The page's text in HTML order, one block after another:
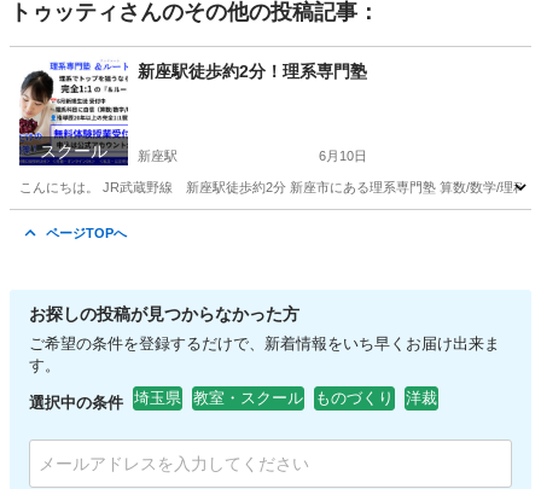
トゥッティ さんのその他の投稿記事：
スクール
新座駅徒歩約2分！理系専門塾
新座駅 6月10日
こんにちは。 JR武蔵野線 新座駅徒歩約2分 新座市にある理系専門塾 算数/数学/理科
ページTOPへ
お探しの投稿が見つからなかった方
ご希望の条件を登録するだけで、新着情報をいち早くお届け出来ま
す。
選択中の条件 埼玉県 教室・スクール ものづくり 洋裁